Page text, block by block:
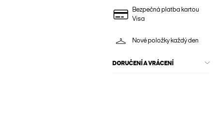
Bezpečná platba kartou
Visa
Nové položky každý den
DORUČENÍ A VRÁCENÍ